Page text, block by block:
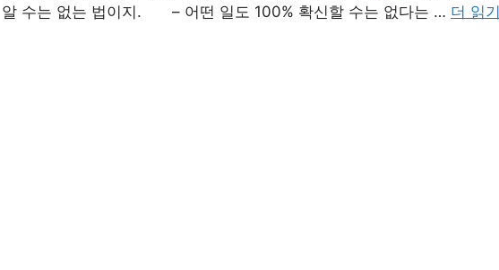
수는 없는 법이지. – 어떤 일도 100% 확신할 수는 없다는 … 더 읽기